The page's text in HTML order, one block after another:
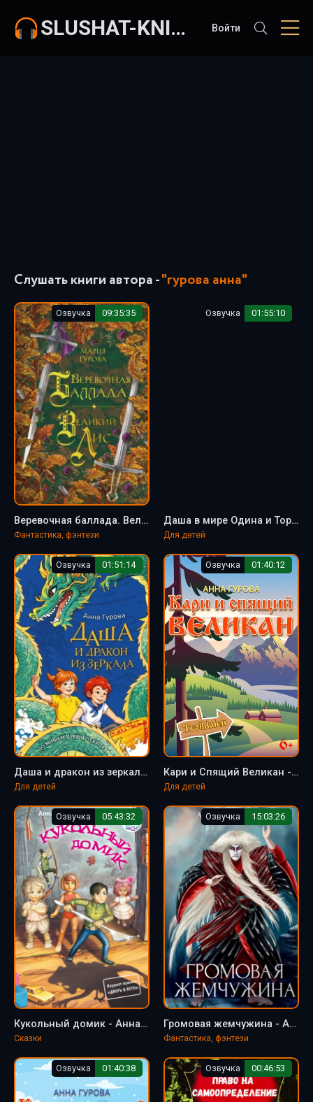
SLUSHAT-KNIGI.COM Войти
Слушать книги автора -"гурова анна"
Озвучка 09:35:35
Веревочная баллада. Великий Лис - Анна Гурова
Фантастика, фэнтези
Озвучка 01:55:10
Даша в мире Одина и Тора - Анна Гурова
Для детей
Озвучка 01:51:14
Даша и дракон из зеркала. По мифам Древнего Китая - Анна Гурова
Для детей
Озвучка 01:40:12
Кари и Спящий Великан - Анна Гурова
Для детей
Озвучка 05:43:32
Кукольный домик - Анна Гурова
Сказки
Озвучка 15:03:26
Громовая жемчужина - Анна Гурова
Фантастика, фэнтези
Озвучка 01:40:38 Озвучка 00:46:53